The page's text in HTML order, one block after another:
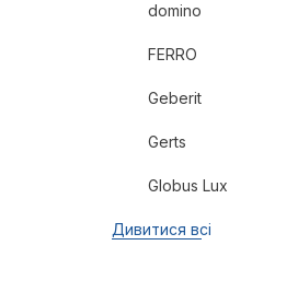
domino
FERRO
Geberit
Gerts
Globus Lux
Дивитися всі